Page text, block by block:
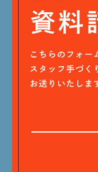
戸田 好紀 (81)
木村 珠梨音 (101)
神定 龍杜 (13)